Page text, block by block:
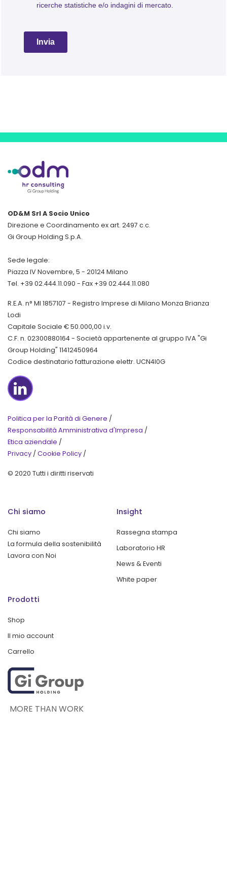
OD&M Srl A Socio Unico
Direzione e Coordinamento ex art. 2497 c.c.
Gi Group Holding S.p.A.
Sede legale:
Piazza IV Novembre, 5 - 20124 Milano
Tel. +39 02.444.11.090 - Fax +39 02.444.11.080
R.E.A. n° MI 1857107 - Registro Imprese di Milano Monza Brianza
Lodi
Capitale Sociale € 50.000,00 i.v.
C.F. n. 02300880164 - Società appartenente al gruppo IVA "Gi
Group Holding" 11412450964
Codice destinatario fatturazione elettr. UCN4I0G
Politica per la Parità di Genere /
Responsabilità Amministrativa d'Impresa /
Etica aziendale /
Privacy / Cookie Policy /
© 2020 Tutti i diritti riservati
Chi siamo
Chi siamo
La formula della sostenibilità
Lavora con Noi
Insight
Rassegna stampa
Laboratorio HR
News & Eventi
White paper
Prodotti
Shop
Il mio account
Carrello
MORE THAN WORK